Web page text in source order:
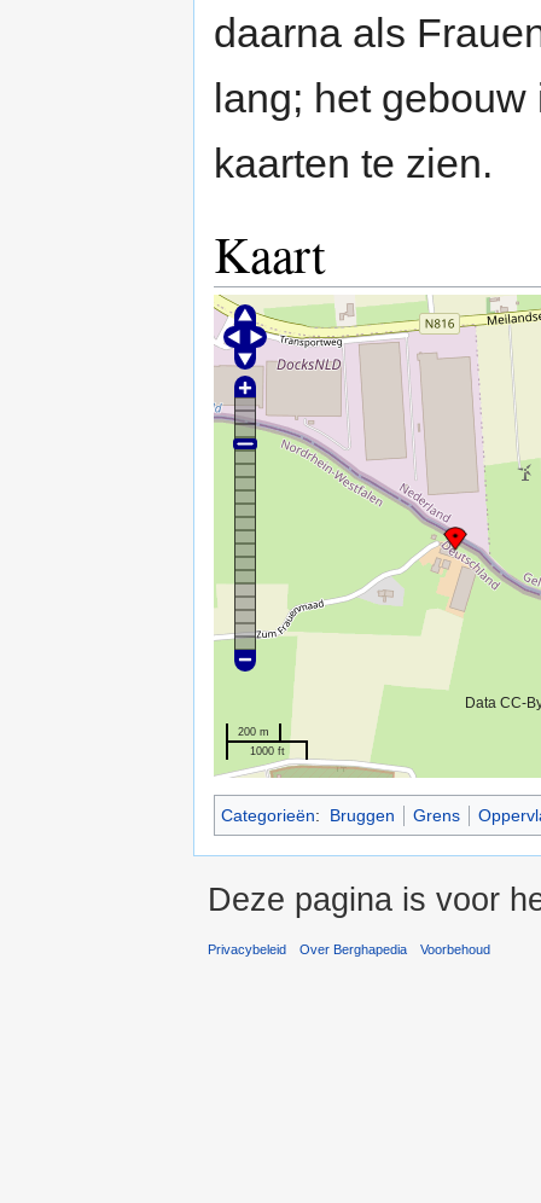
daarna als
lang; het
kaarten te zien.
Kaart
200 m
1000 ft
Data CC-
Categorieën: Bruggen Grens
Deze pagina is voor
Privacybeleid Over Berghapedia Voorbehoud